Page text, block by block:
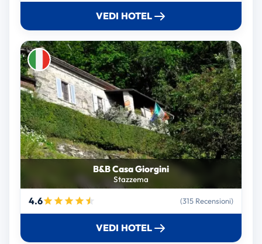
VEDI HOTEL
B&B Casa Giorgini
Stazzema
4.6 (315 Recensioni)
VEDI HOTEL